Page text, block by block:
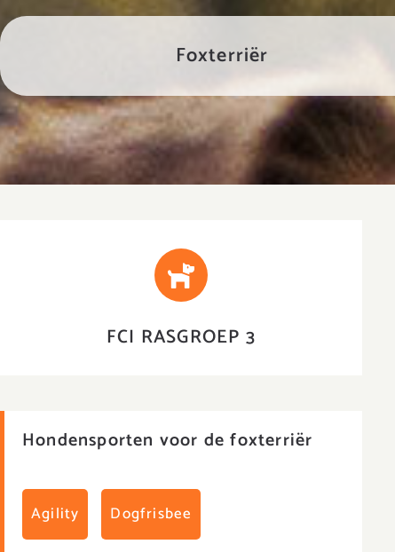
Foxterriër
FCI RASGROEP 3
TERRIERS
Hondensporten voor de foxterriër
Agility Dogfrisbee